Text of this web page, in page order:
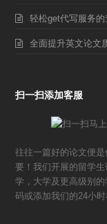
轻松get代写服务
全面提升英文论文
扫一扫添加客服
往往一篇好的论文便
要！我们开展的留学
学，大学及更高级别
码或添加我们的24小